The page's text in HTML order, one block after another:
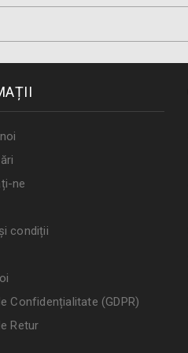
ne
condiții
Confidențialitate (GDPR)
Retur